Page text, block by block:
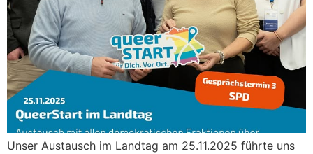
Unser Austausch im Landtag am 25.11.2025 führte uns